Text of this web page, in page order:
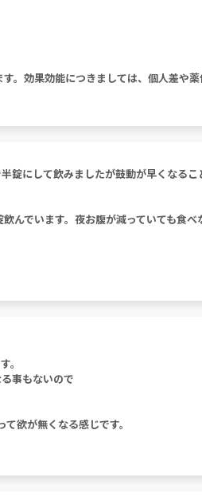
。効果効能につきましては、個人差や
錠にして飲みましたが鼓動が早くなる
んでいます。夜お腹が減っていても食
。
事もないので
欲が無くなる感じです。